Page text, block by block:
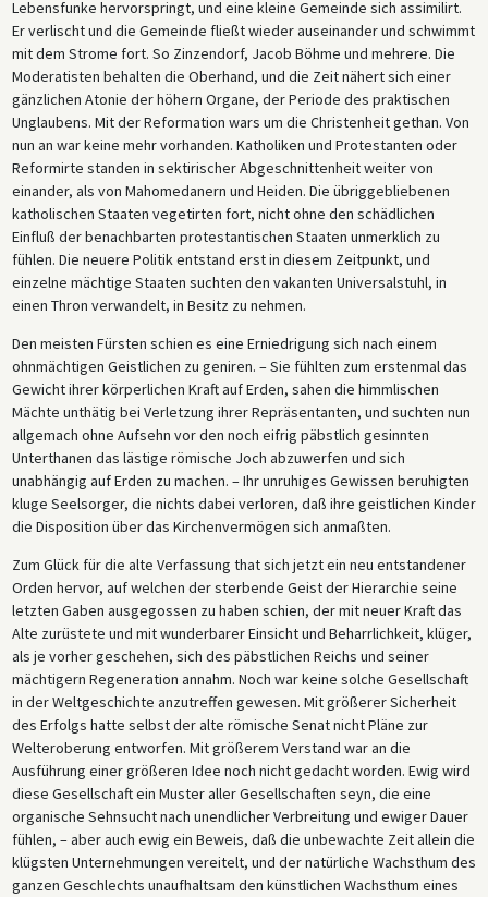
Lebensfunke hervorspringt, und eine kleine Gemeinde sich assimilirt.
Er verlischt und die Gemeinde fließt wieder auseinander und schwimmt
mit dem Strome fort. So Zinzendorf, Jacob Böhme und mehrere. Die
Moderatisten behalten die Oberhand, und die Zeit nähert sich einer
gänzlichen Atonie der höhern Organe, der Periode des praktischen
Unglaubens. Mit der Reformation wars um die Christenheit gethan. Von
nun an war keine mehr vorhanden. Katholiken und Protestanten oder
Reformirte standen in sektirischer Abgeschnittenheit weiter von
einander, als von Mahomedanern und Heiden. Die übriggebliebenen
katholischen Staaten vegetirten fort, nicht ohne den schädlichen
Einfluß der benachbarten protestantischen Staaten unmerklich zu
fühlen. Die neuere Politik entstand erst in diesem Zeitpunkt, und
einzelne mächtige Staaten suchten den vakanten Universalstuhl, in
einen Thron verwandelt, in Besitz zu nehmen.
Den meisten Fürsten schien es eine Erniedrigung sich nach einem
ohnmächtigen Geistlichen zu geniren. – Sie fühlten zum erstenmal das
Gewicht ihrer körperlichen Kraft auf Erden, sahen die himmlischen
Mächte unthätig bei Verletzung ihrer Repräsentanten, und suchten nun
allgemach ohne Aufsehn vor den noch eifrig päbstlich gesinnten
Unterthanen das lästige römische Joch abzuwerfen und sich
unabhängig auf Erden zu machen. – Ihr unruhiges Gewissen beruhigten
kluge Seelsorger, die nichts dabei verloren, daß ihre geistlichen Kinder
die Disposition über das Kirchenvermögen sich anmaßten.
Zum Glück für die alte Verfassung that sich jetzt ein neu entstandener
Orden hervor, auf welchen der sterbende Geist der Hierarchie seine
letzten Gaben ausgegossen zu haben schien, der mit neuer Kraft das
Alte zurüstete und mit wunderbarer Einsicht und Beharrlichkeit, klüger,
als je vorher geschehen, sich des päbstlichen Reichs und seiner
mächtigern Regeneration annahm. Noch war keine solche Gesellschaft
in der Weltgeschichte anzutreffen gewesen. Mit größerer Sicherheit
des Erfolgs hatte selbst der alte römische Senat nicht Pläne zur
Welteroberung entworfen. Mit größerem Verstand war an die
Ausführung einer größeren Idee noch nicht gedacht worden. Ewig wird
diese Gesellschaft ein Muster aller Gesellschaften seyn, die eine
organische Sehnsucht nach unendlicher Verbreitung und ewiger Dauer
fühlen, – aber auch ewig ein Beweis, daß die unbewachte Zeit allein die
klügsten Unternehmungen vereitelt, und der natürliche Wachsthum des
ganzen Geschlechts unaufhaltsam den künstlichen Wachsthum eines